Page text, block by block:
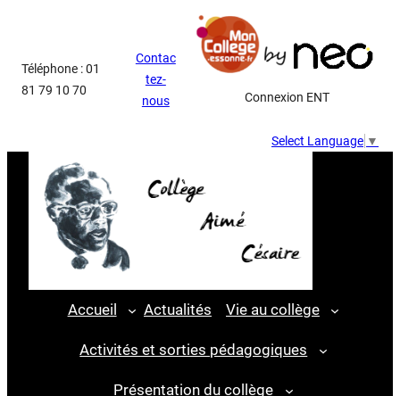
contenu
Téléphone : 01
81 79 10 70
Contac
tez-
nous
Connexion ENT
Select Language ▼
Accueil Actualités Vie au collège
Activités et sorties pédagogiques
Présentation du collège